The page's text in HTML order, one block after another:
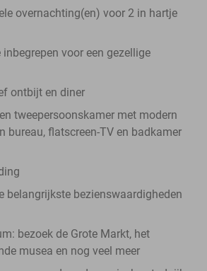
overnachting(en) voor 2 in hartje
voor een gezellige
ontbijt en diner
tweepersoonskamer met modern
bureau, flatscreen-TV en badkamer
belangrijkste bezienswaardigheden
bezoek de Grote Markt, het
musea en nog veel meer